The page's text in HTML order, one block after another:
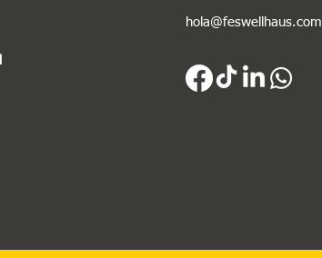
hola@feswellhaus.com